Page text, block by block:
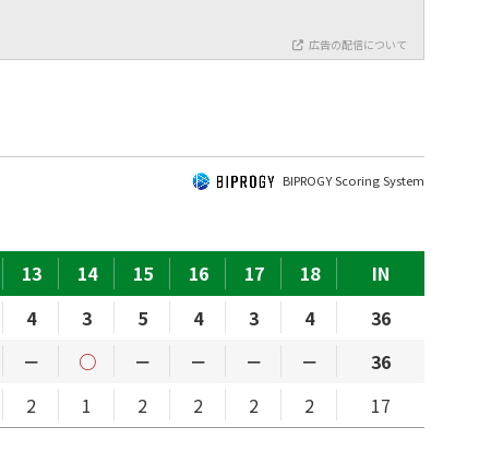
広告の配信について
BIPROGY Scoring System
13 14 15 16 17 18
IN
4 3 5 4 3 4
36
－ ○ － － － －
36
2 1 2 2 2 2 17